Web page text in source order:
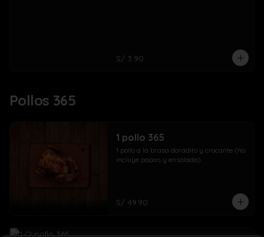
S/ 3.90
Pollos 365
1 pollo 365
1 pollo a la brasa doradito y crocante (no
incluye papas y ensalada).
S/ 49.90